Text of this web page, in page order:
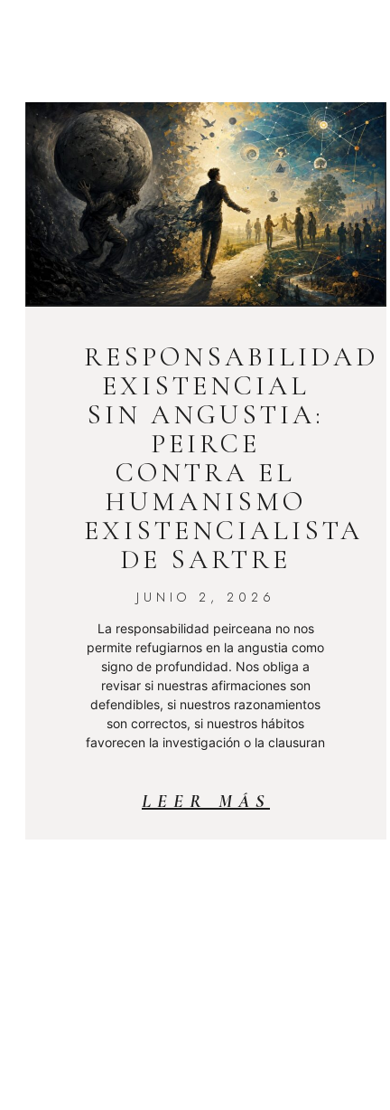
RESPONSABILIDAD
EXISTENCIAL
SIN ANGUSTIA:
PEIRCE
CONTRA EL
HUMANISMO
EXISTENCIALISTA
DE SARTRE
JUNIO 2, 2026
La responsabilidad peirceana no nos
permite refugiarnos en la angustia como
signo de profundidad. Nos obliga a
revisar si nuestras afirmaciones son
defendibles, si nuestros razonamientos
son correctos, si nuestros hábitos
favorecen la investigación o la clausuran
LEER MÁS